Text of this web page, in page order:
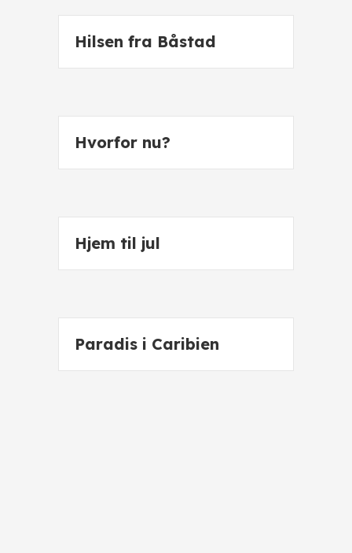
Hilsen fra Båstad
Hvorfor nu?
Hjem til jul
Paradis i Caribien